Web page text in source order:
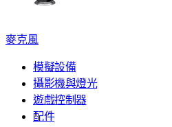
麥克風
模擬設備
攝影機與燈光
遊戲控制器
配件